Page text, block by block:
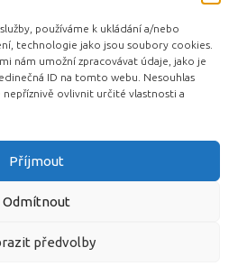
používáme k ukládání a/nebo
technologie jako jsou soubory cookies.
nám umožní zpracovávat údaje, jako je
ID na tomto webu. Nesouhlas
ovlivnit určité vlastnosti a
Příjmout
Odmítnout
předvolby
průmyslu © 2026. Všechna práva
vyhrazena.
with the Hueman theme
magazíny:
Auta.eu DotekSlova.cz